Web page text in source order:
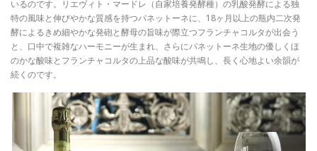
いるのです。リエヴィト・マードレ（自家培養発酵種）の乳酸発酵による独
特の風味と伸びやかな質感を持つパネットーネに、18ヶ月以上の瓶内二次発
酵によるきめ細やかな発砲と酵母の旨味が際立つフランチャコルタが出会う
と、口中で複雑なハーモニーが生まれ、さらにパネットーネ生地の優しくほ
のかな酸味とフランチャコルタの上品な酸味が共鳴し、長く心地よい余韻が
続くのです。